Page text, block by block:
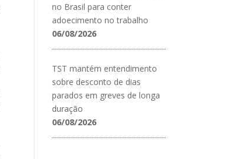
no Brasil para conter
adoecimento no trabalho
06/08/2026
TST mantém entendimento
sobre desconto de dias
parados em greves de longa
duração
06/08/2026